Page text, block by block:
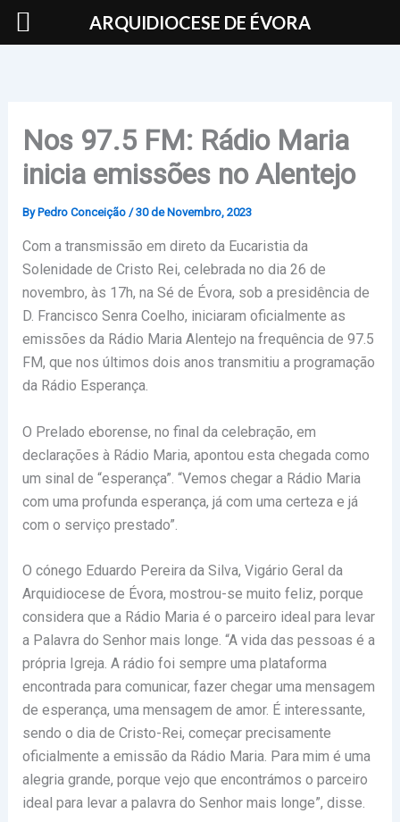
Skip
Nos 97.5 FM: Rádio Maria
inicia emissões no Alentejo
By Pedro Conceição /30 de Novembro, 2023
Com a transmissão em direto da Eucaristia da
Solenidade de Cristo Rei, celebrada no dia 26 de
novembro, às 17h, na Sé de Évora, sob a presidência de
D. Francisco Senra Coelho, iniciaram oficialmente as
emissões da Rádio Maria Alentejo na frequência de 97.5
FM, que nos últimos dois anos transmitiu a programação
da Rádio Esperança.
O Prelado eborense, no final da celebração, em
declarações à Rádio Maria, apontou esta chegada como
um sinal de “esperança”. “Vemos chegar a Rádio Maria
com uma profunda esperança, já com uma certeza e já
com o serviço prestado”.
O cónego Eduardo Pereira da Silva, Vigário Geral da
Arquidiocese de Évora, mostrou-se muito feliz, porque
considera que a Rádio Maria é o parceiro ideal para levar
a Palavra do Senhor mais longe. “A vida das pessoas é a
própria Igreja. A rádio foi sempre uma plataforma
encontrada para comunicar, fazer chegar uma mensagem
de esperança, uma mensagem de amor. É interessante,
sendo o dia de Cristo-Rei, começar precisamente
oficialmente a emissão da Rádio Maria. Para mim é uma
alegria grande, porque vejo que encontrámos o parceiro
ideal para levar a palavra do Senhor mais longe”, disse.
ARQUIDIOCESE DE ÉVORA